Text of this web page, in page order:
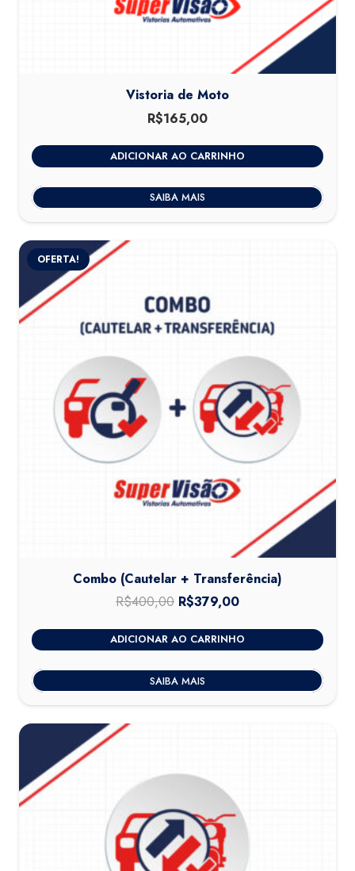
Vistoria de Moto
R$165,00
ADICIONAR AO CARRINHO
SAIBA MAIS
OFERTA!
Combo (Cautelar + Transferência)
R$400,00 O
original
era:
R$400,00.
R$379,00
atual
é:
R$379,00.
ADICIONAR AO CARRINHO
SAIBA MAIS